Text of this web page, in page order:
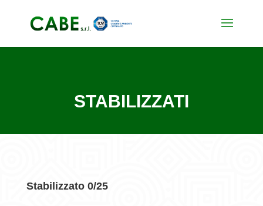
STABILIZZATI
Stabilizzato 0/25